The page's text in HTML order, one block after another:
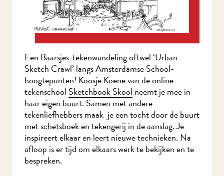
Een Baarsjes-tekenwandeling oftwel ‘Urban
Sketch Crawl’ langs Amsterdamse School-
hoogtepunten! Koosje Koenevan de online
tekenschool Sketchbook Skool neemt je mee in
haar eigen buurt. Samen met andere
tekenliefhebbers maak je een tocht door de buurt
met schetsboek en tekengerij in de aanslag. Je
inspireert elkaar en leert nieuwe technieken. Na
afloop is er tijd om elkaars werk te bekijken en te
bespreken.